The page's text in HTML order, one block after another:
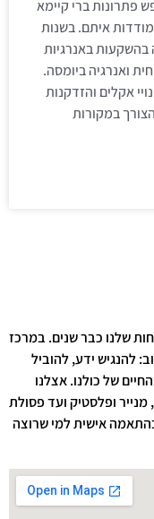
פתרונות ברי קיימא
איתם. בשנות
בהשקעות באנרגיות
ואנרגיה ביומסה.
אקלים והזדקנות
במקורות
שלנו כבר שנים. במרכז
להנגיש ידע, להוביל
של כולנו. אצלנו
ופלסטיק ועד פסולת
אישית למי שרוצה